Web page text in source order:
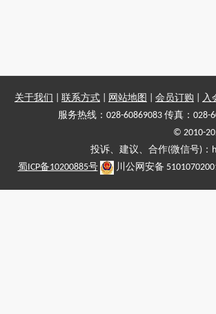
关于我们 联系方式 网站地图 会员订购
入
服务热线：028-60869083 传真：028-
© 2010-
投诉、建议、合作(微信号)
蜀ICP备10200885号
川公网安备